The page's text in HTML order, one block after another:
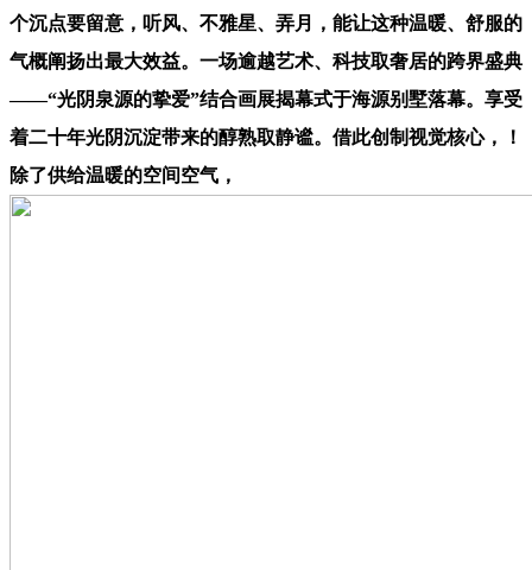
个沉点要留意，听风、不雅星、弄月，能让这种温暖、舒服的
气概阐扬出最大效益。一场逾越艺术、科技取奢居的跨界盛典
——“光阴泉源的挚爱”结合画展揭幕式于海源别墅落幕。享受
着二十年光阴沉淀带来的醇熟取静谧。借此创制视觉核心，！
除了供给温暖的空间空气，